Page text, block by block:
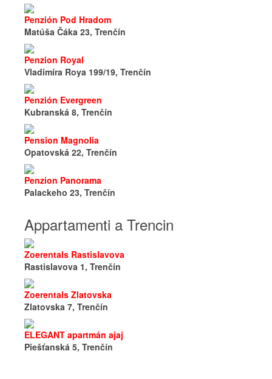
Penzión Pod Hradom
Matúša Čáka 23, Trenčín
Penzion Royal
Vladimíra Roya 199/19, Trenčín
Penzión Evergreen
Kubranská 8, Trenčín
Pension Magnolia
Opatovská 22, Trenčín
Penzion Panorama
Palackeho 23, Trenčín
Appartamenti a Trencin
Zoerentals Rastislavova
Rastislavova 1, Trenčín
Zoerentals Zlatovska
Zlatovska 7, Trenčín
ELEGANT apartmán ajaj
Piešťanská 5, Trenčín